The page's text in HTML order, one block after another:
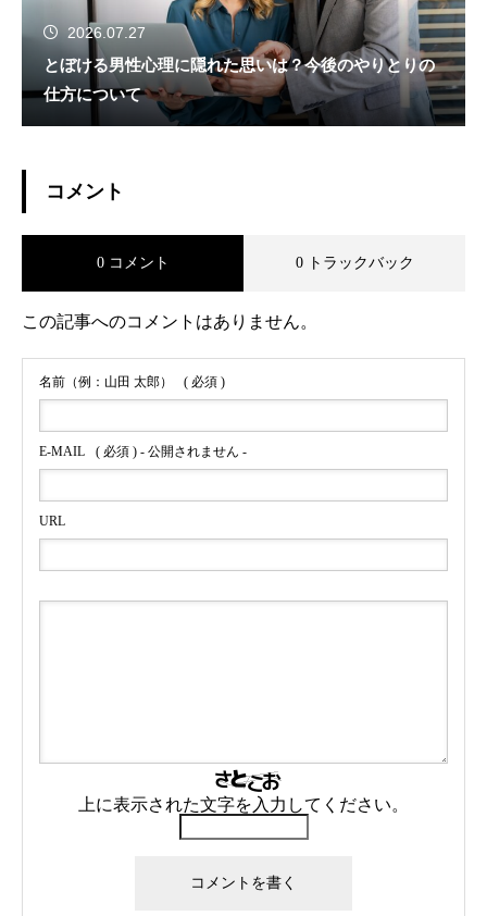
2026.07.27
とぼける男性心理に隠れた思いは？今後のやりとりの
仕方について
コメント
0 コメント 0 トラックバック
この記事へのコメントはありません。
名前（例：山田 太郎） ( 必須 )
E-MAIL ( 必須 ) - 公開されません -
URL
上に表示された文字を入力してください。